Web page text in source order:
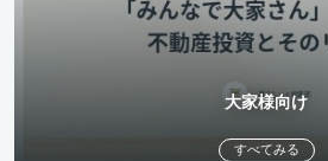
大家様向け
すべてみる